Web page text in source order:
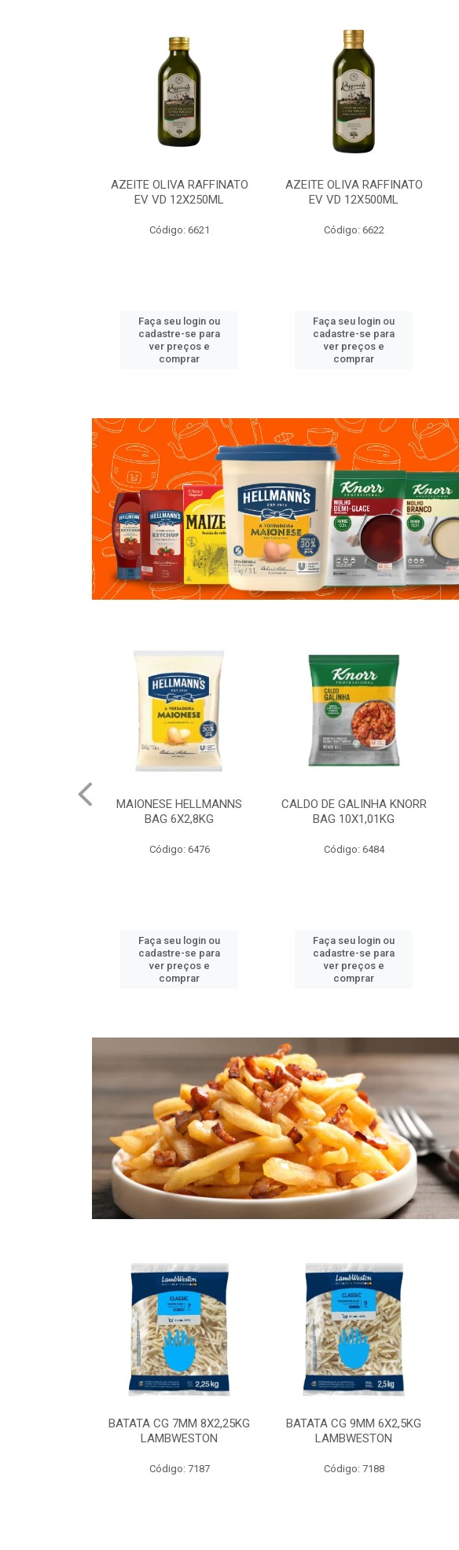
AZEITE OLIVA RAFFINATO
EV VD 12X250ML
Código: 6621
Faça seu login ou
cadastre-se para
ver preços e
comprar
AZEITE OLIVA RAFFINATO
EV VD 12X500ML
Código: 6622
Faça seu login ou
cadastre-se para
ver preços e
comprar
MAIONESE HELLMANNS
BAG 6X2,8KG
Código: 6476
Faça seu login ou
cadastre-se para
ver preços e
comprar
CALDO DE GALINHA KNORR
BAG 10X1,01KG
Código: 6484
Faça seu login ou
cadastre-se para
ver preços e
comprar
BATATA CG 7MM 8X2,25KG
LAMBWESTON
Código: 7187
BATATA CG 9MM 6X2,5KG
LAMBWESTON
Código: 7188